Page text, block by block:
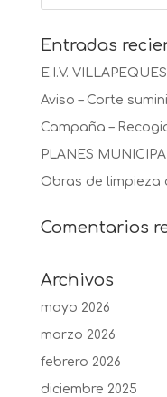
Entradas
E.I.V.
Aviso – Corte
Campaña –
PLANES
Obras de limpieza
Comentarios
Archivos
mayo 2026
marzo 2026
febrero 2026
diciembre 2025